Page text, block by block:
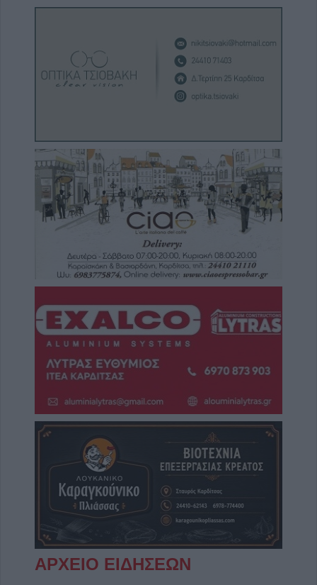
ΑΡΧΕΙΟ ΕΙΔΗΣΕΩΝ